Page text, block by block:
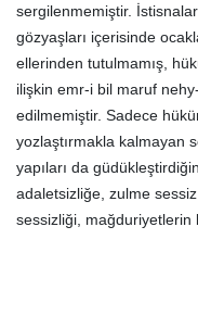
sergilenmemiştir.
gözyaşları içerisinde
ellerinden tutulmamış,
ilişkin emr-i bil maruf
edilmemiştir. Sadece
yozlaştırmakla kalmayan
yapıları da
adaletsizliğe, zulme
sessizliği, mağduriyetlerin